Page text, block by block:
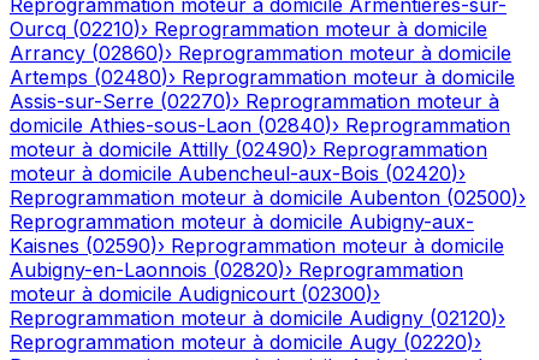
Reprogrammation moteur à domicile Armentières-sur-
Ourcq (02210)› Reprogrammation moteur à domicile
Arrancy (02860)› Reprogrammation moteur à domicile
Artemps (02480)› Reprogrammation moteur à domicile
Assis-sur-Serre (02270)› Reprogrammation moteur à
domicile Athies-sous-Laon (02840)› Reprogrammation
moteur à domicile Attilly (02490)› Reprogrammation
moteur à domicile Aubencheul-aux-Bois (02420)›
Reprogrammation moteur à domicile Aubenton (02500)›
Reprogrammation moteur à domicile Aubigny-aux-
Kaisnes (02590)› Reprogrammation moteur à domicile
Aubigny-en-Laonnois (02820)› Reprogrammation
moteur à domicile Audignicourt (02300)›
Reprogrammation moteur à domicile Audigny (02120)›
Reprogrammation moteur à domicile Augy (02220)›